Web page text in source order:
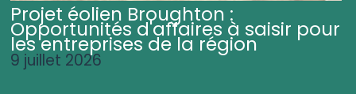
Projet éolien Broughton :
Opportunités d'affaires à saisir pour
les entreprises de la région
9 juillet 2026